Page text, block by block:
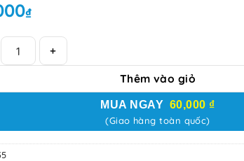
₫
tranh văn phòng: Sáng tạo - Đột phá - Thành
Thêm vào giỏ
MUA NGAY 60,000 ₫
(Giao hàng toàn quốc)